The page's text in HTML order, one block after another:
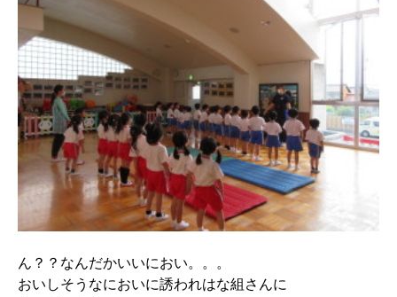
ん？？なんだかいいにおい。。。
おいしそうなにおいに誘われはな組さんに